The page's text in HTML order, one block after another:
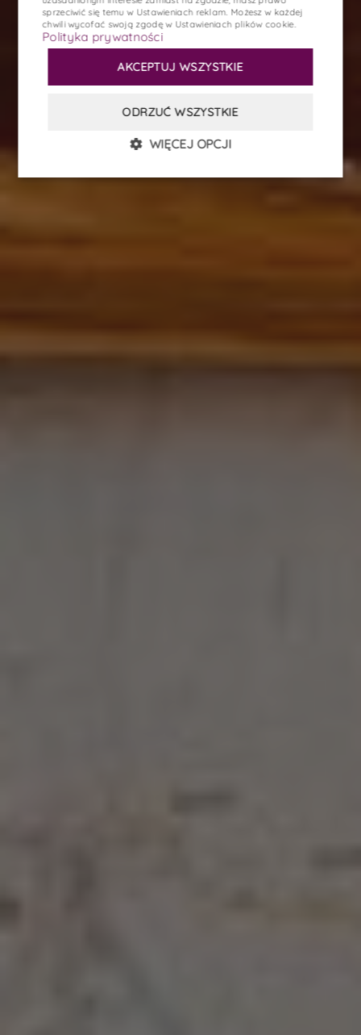
OPINIE
KONTAKT
PL EN DE
sprzeciwić się temu w Ustawieniach reklam. Możesz w każdej
chwili wycofać swoją zgodę w Ustawieniach plików cookie.
Polityka prywatności
AKCEPTUJ WSZYSTKIE
ODRZUĆ WSZYSTKIE
WIĘCEJ OPCJI